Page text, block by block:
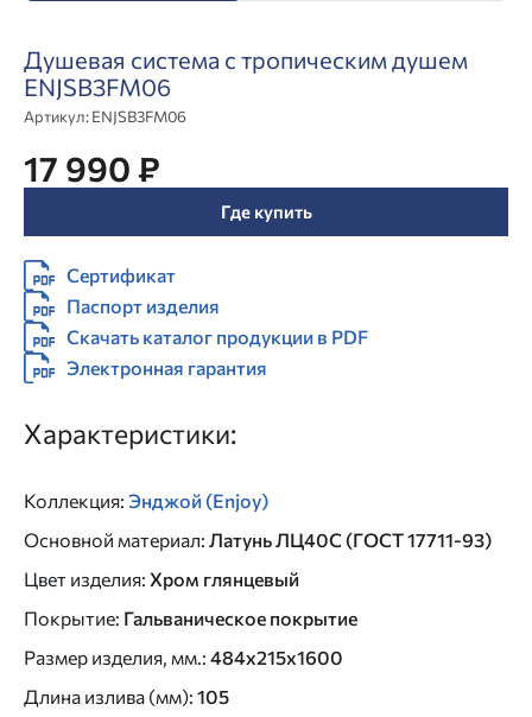
Душевая система с тропическим душем
ENJSB3FM06
Артикул:ENJSB3FM06
17 990 ₽
Где купить
Сертификат
Паспорт изделия
Скачать каталог продукции в PDF
Электронная гарантия
Характеристики:
Коллекция: Энджой (Enjoy)
Основной материал: Латунь ЛЦ40C (ГОСТ 17711-93)
Цвет изделия: Хром глянцевый
Покрытие: Гальваническое покрытие
Размер изделия, мм.: 484x215x1600
Длина излива (мм): 105